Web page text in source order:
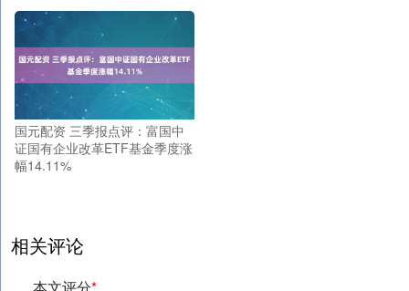
国元配资 三季报点评：富国中
证国有企业改革ETF基金季度涨
幅14.11%
相关评论